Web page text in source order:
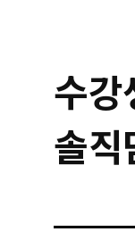
수강
솔